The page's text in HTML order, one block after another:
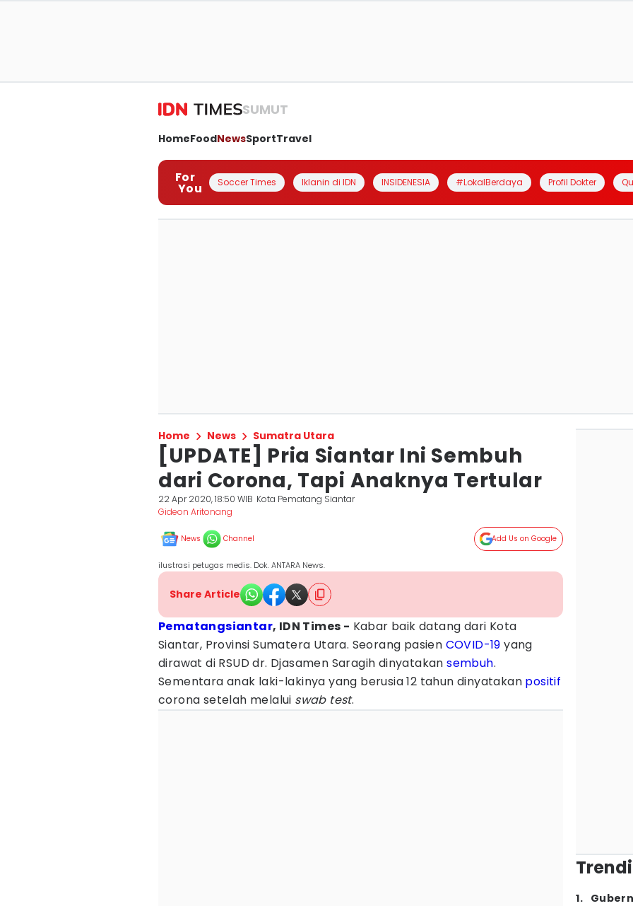
SUMUT
HomeFoodNewsSportTravel
For
You Soccer Times Iklanin di IDN INSIDENESIA #LokalBerdaya Profil Dokter
Home News Sumatra Utara
[UPDATE] Pria Siantar Ini Sembuh
dari Corona, Tapi Anaknya Tertular
22 Apr 2020, 18:50 WIB Kota Pematang Siantar
Gideon Aritonang
News Channel Add Us on Google
ilustrasi petugas medis. Dok. ANTARA News.
Share Article
Pematangsiantar, IDN Times - Kabar baik datang dari Kota
Siantar, Provinsi Sumatera Utara. Seorang pasien COVID-19 yang
dirawat di RSUD dr. Djasamen Saragih dinyatakansembuh.
Sementara anak laki-lakinya yang berusia 12 tahun dinyatakan positif
corona setelah melalui swab test.
1.